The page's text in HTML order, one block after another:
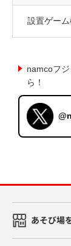
設置ゲーム
namcoフ
ら！
あそび場